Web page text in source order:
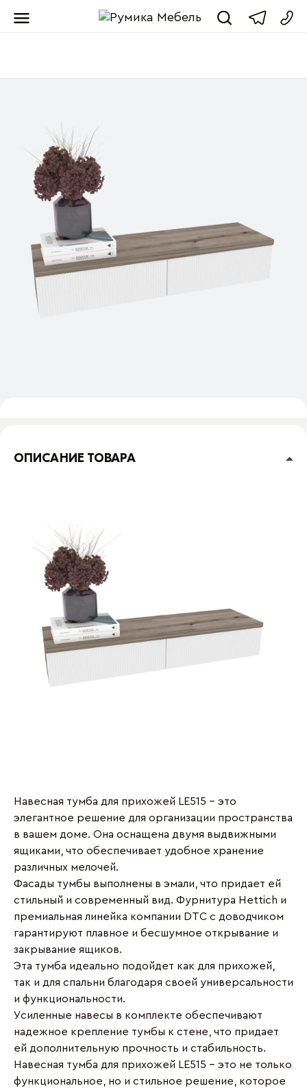
Мебель от
ОПИСАНИЕ ТОВАРА
Навесная тумба для прихожей LE515 - это
элегантное решение для организации пространства
в вашем доме. Она оснащена двумя выдвижными
ящиками, что обеспечивает удобное хранение
различных мелочей.
Фасады тумбы выполнены в эмали, что придает ей
стильный и современный вид. Фурнитура Hettich и
премиальная линейка компании DTC с доводчиком
гарантируют плавное и бесшумное открывание и
закрывание ящиков.
Эта тумба идеально подойдет как для прихожей,
так и для спальни благодаря своей универсальности
и функциональности.
Усиленные навесы в комплекте обеспечивают
надежное крепление тумбы к стене, что придает
ей дополнительную прочность и стабильность.
Навесная тумба для прихожей LE515 - это не только
функциональное, но и стильное решение, которое